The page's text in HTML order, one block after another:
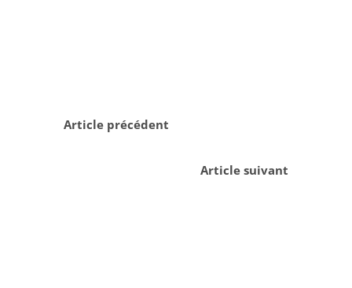
Article précédent
Article suivant